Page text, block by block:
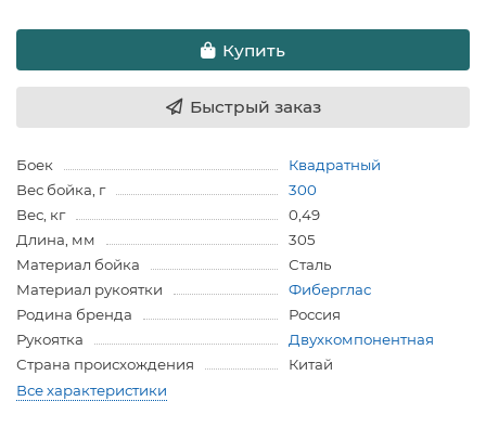
Купить
Быстрый заказ
Боек
Квадратный
Вес бойка, г
300
Вес, кг
0,49
Длина, мм
305
Материал бойка
Сталь
Материал рукоятки
Фиберглас
Родина бренда
Россия
Рукоятка
Двухкомпонентная
Страна происхождения
Китай
Все характеристики